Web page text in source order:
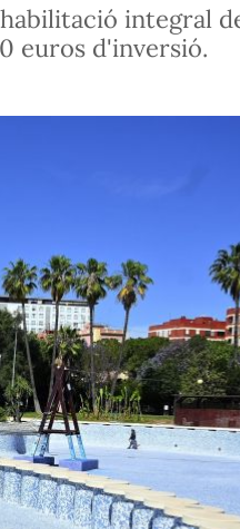
integral de
euros d'inversió.